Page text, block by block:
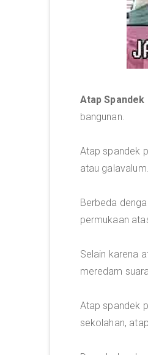
Atap Spandek
bangunan.
Atap spandek
atau galavalum.
Berbeda
permukaan
Selain karena
meredam
Atap spandek
sekolahan,